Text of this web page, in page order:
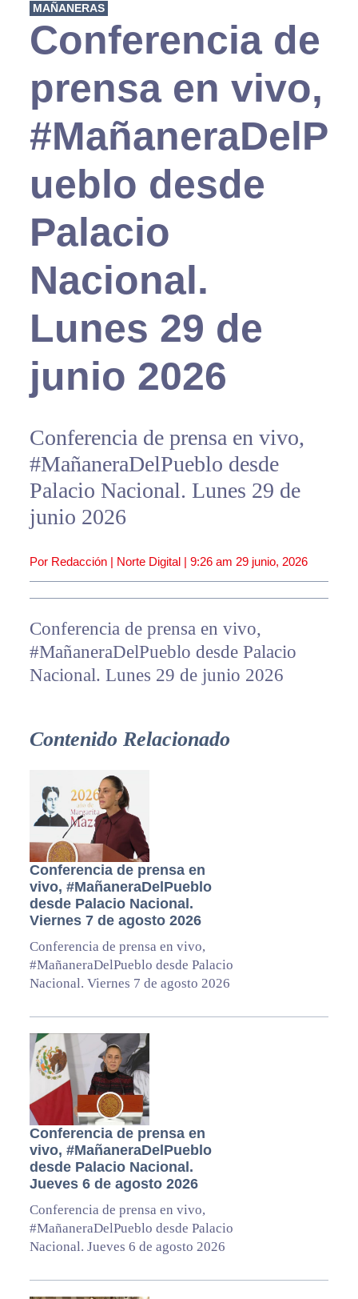
MAÑANERAS
Conferencia de
prensa en vivo,
#MañaneraDelP
ueblo desde
Palacio
Nacional.
Lunes 29 de
junio 2026
Conferencia de prensa en vivo,
#MañaneraDelPueblo desde
Palacio Nacional. Lunes 29 de
junio 2026
Por Redacción | Norte Digital | 9:26 am 29 junio, 2026
Conferencia de prensa en vivo,
#MañaneraDelPueblo desde Palacio
Nacional. Lunes 29 de junio 2026
Contenido Relacionado
Conferencia de prensa en
vivo, #MañaneraDelPueblo
desde Palacio Nacional.
Viernes 7 de agosto 2026
Conferencia de prensa en vivo,
#MañaneraDelPueblo desde Palacio
Nacional. Viernes 7 de agosto 2026
Conferencia de prensa en
vivo, #MañaneraDelPueblo
desde Palacio Nacional.
Jueves 6 de agosto 2026
Conferencia de prensa en vivo,
#MañaneraDelPueblo desde Palacio
Nacional. Jueves 6 de agosto 2026